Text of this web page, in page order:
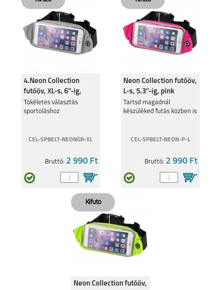
8 5G
GT MASTER
8 PRO
4.Neon Collection
futóöv, XL-s, 6''-ig,
szürke
Tökéletes választás
sportoláshoz
CEL-SPBELT-NEONGR-XL
Bruttó: 2 990 Ft
Neon Collection futóöv,
L-s, 5.3''-ig, pink
Tartsd magadnál
készüléked futás közben is
CEL-SPBELT-NEON-P-L
Bruttó: 2 990 Ft
Neon Collection futóöv,